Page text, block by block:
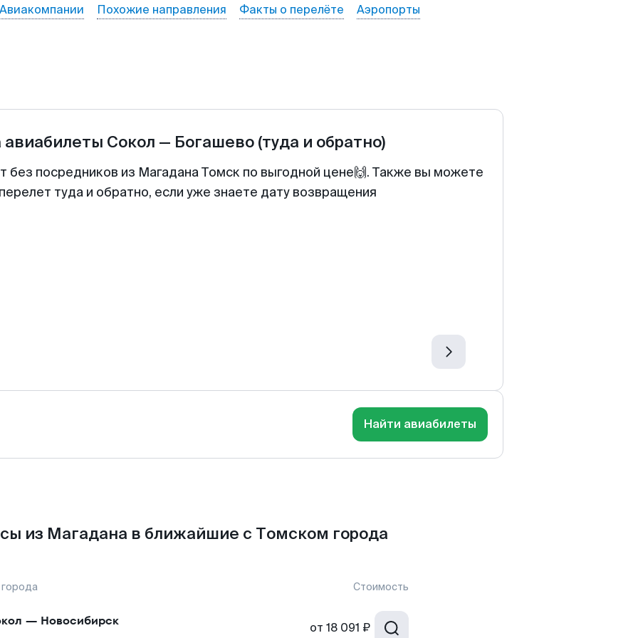
Похожие направления Факты о перелёте Аэропорты
Сокол — Богашево (туда и обратно)
без посредников из Магадана Томск по выгодной цене🙌. Также вы можете
туда и обратно, если уже знаете дату возвращения
Найти авиабилеты
из Магадана в ближайшие с Томском города
Стоимость
— Новосибирск от 18 091 ₽